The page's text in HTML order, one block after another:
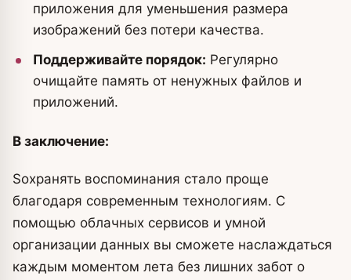
приложения для уменьшения размера
изображений без потери качества.
Поддерживайте порядок: Регулярно
очищайте память от ненужных файлов и
приложений.
В заключение:
Sохранять воспоминания стало проще
благодаря современным технологиям. С
помощью облачных сервисов и умной
организации данных вы сможете наслаждаться
каждым моментом лета без лишних забот о